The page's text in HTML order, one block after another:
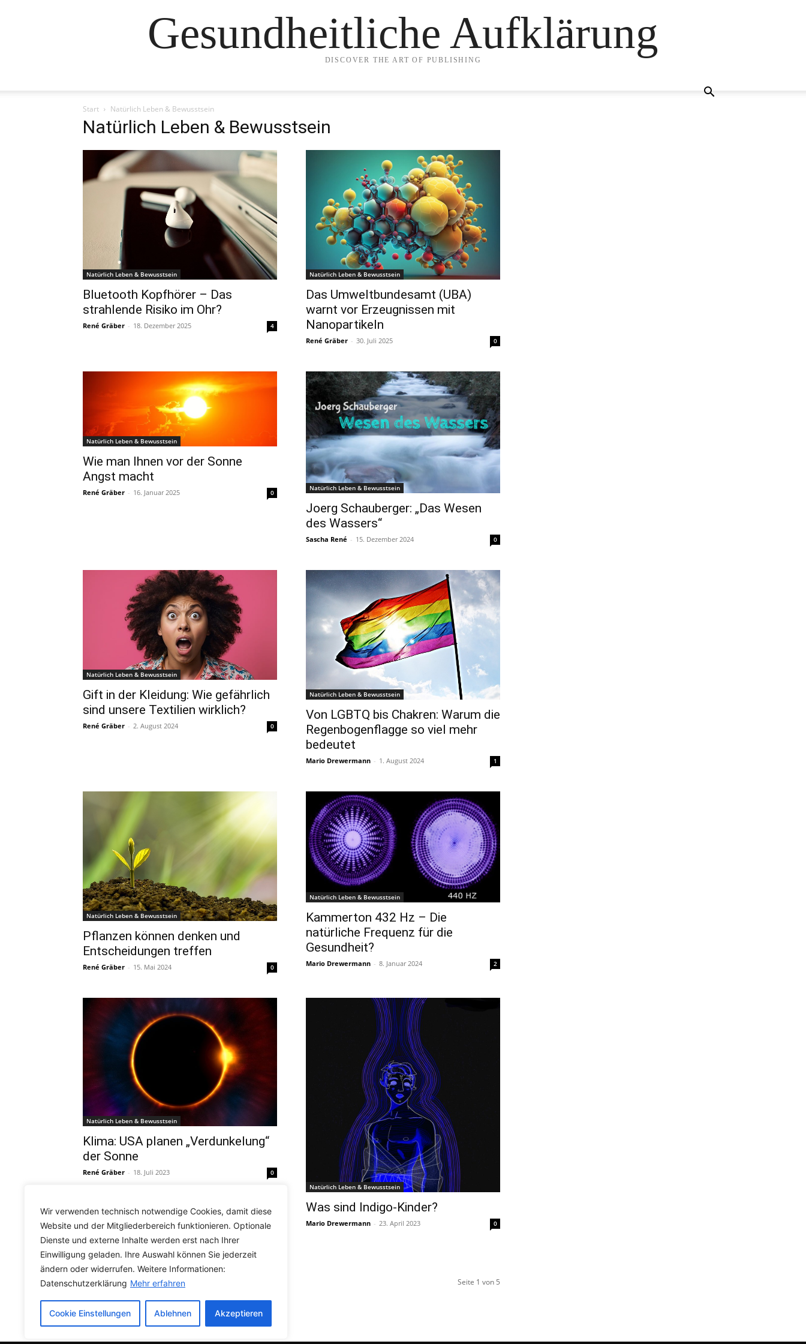
Wir verwenden technisch notwendige Cookies, damit diese
Website und der Mitgliederbereich funktionieren. Optionale
Dienste und externe Inhalte werden erst nach Ihrer
Einwilligung geladen. Ihre Auswahl können Sie jederzeit
ändern oder widerrufen. Weitere Informationen:
Datenschutzerklärung Mehr erfahren
Cookie Einstellungen Ablehnen Akzeptieren
Gesundheitliche Aufklärung
DISCOVER THE ART OF PUBLISHING
Start Natürlich Leben & Bewusstsein
Natürlich Leben & Bewusstsein
Natürlich Leben & Bewusstsein
Bluetooth Kopfhörer – Das
strahlende Risiko im Ohr?
René Gräber - 18. Dezember 2025 4
Natürlich Leben & Bewusstsein
Das Umweltbundesamt (UBA)
warnt vor Erzeugnissen mit
Nanopartikeln
René Gräber - 30. Juli 2025 0
Natürlich Leben & Bewusstsein
Wie man Ihnen vor der Sonne
Angst macht
René Gräber - 16. Januar 2025 0
Natürlich Leben & Bewusstsein
Joerg Schauberger: „Das Wesen
des Wassers“
Sascha René - 15. Dezember 2024 0
Natürlich Leben & Bewusstsein
Gift in der Kleidung: Wie gefährlich
sind unsere Textilien wirklich?
René Gräber - 2. August 2024 0
Natürlich Leben & Bewusstsein
Von LGBTQ bis Chakren: Warum die
Regenbogenflagge so viel mehr
bedeutet
Mario Drewermann - 1. August 2024 1
Natürlich Leben & Bewusstsein
Pflanzen können denken und
Entscheidungen treffen
René Gräber - 15. Mai 2024 0
Natürlich Leben & Bewusstsein
Kammerton 432 Hz – Die
natürliche Frequenz für die
Gesundheit?
Mario Drewermann - 8. Januar 2024 2
Natürlich Leben & Bewusstsein
Klima: USA planen „Verdunkelung“
der Sonne
René Gräber - 18. Juli 2023
0
Natürlich Leben & Bewusstsein
Was sind Indigo-Kinder?
Mario Drewermann - 23. April 2023 0
1 2 3 ... Seite 1 von 5